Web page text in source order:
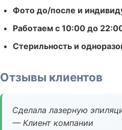
Фото до/после и
Работаем с 10:00 до
Стерильность и
Отзывы клиентов
Сделала лазерную
— Клиент компании